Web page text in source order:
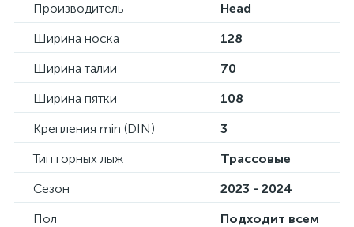
Производитель
Head
Ширина носка
128
Ширина талии
70
Ширина пятки
108
Крепления min (DIN)
3
Тип горных лыж
Трассовые
Сезон
2023 - 2024
Пол
Подходит всем